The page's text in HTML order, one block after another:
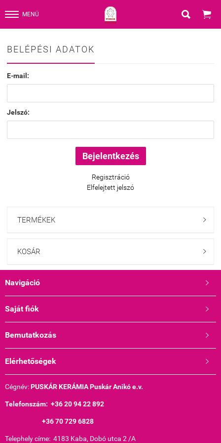
MENÜ  
BELÉPÉSI ADATOK
E-mail:
Jelszó:
Regisztráció
Elfelejtett jelszó
TERMÉKEK 
KOSÁR 
Navigáció 
Saját fiók 
Bemutatkozás 
Elérhetőségek 
Cégnév:PUSKÁR KERÁMIA Puskár Anikó e.v.
Telefonszám: +36 20 94 22 892
+36 70 729 6828
Telephely címe: 4183 Kaba, Dobó utca 2 /A